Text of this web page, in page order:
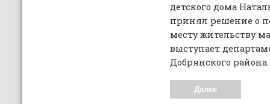
детского дома
принял решение о
месту жительству
выступает
Добрянского района.
Далее